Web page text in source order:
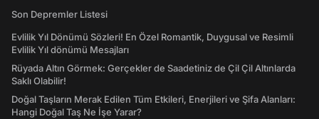
Son Depremler Listesi
Evlilik Yıl Dönümü Sözleri! En Özel Romantik, Duygusal ve Resimli
Evlilik Yıl dönümü Mesajları
Rüyada Altın Görmek: Gerçekler de Saadetiniz de Çil Çil Altınlarda
Saklı Olabilir!
Doğal Taşların Merak Edilen Tüm Etkileri, Enerjileri ve Şifa Alanları:
Hangi Doğal Taş Ne İşe Yarar?